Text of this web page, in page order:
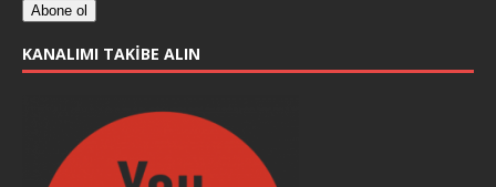
Abone ol
KANALIMI TAKIBE ALIN